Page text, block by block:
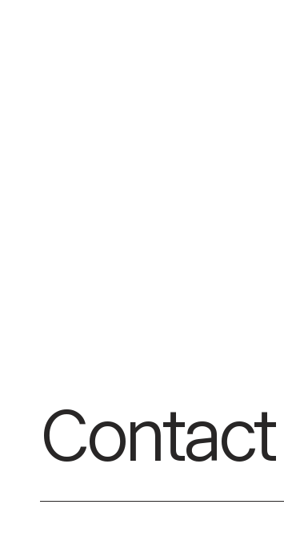
Contact